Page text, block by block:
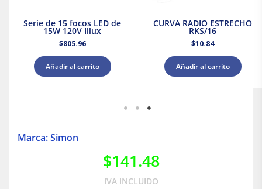
Serie de 15 focos LED de
15W 120V Illux
$805.96
Añadir al carrito
CURVA RADIO ESTRECHO
RKS/16
$10.84
Añadir al carrito
Marca: Simon
$141.48
IVA INCLUIDO